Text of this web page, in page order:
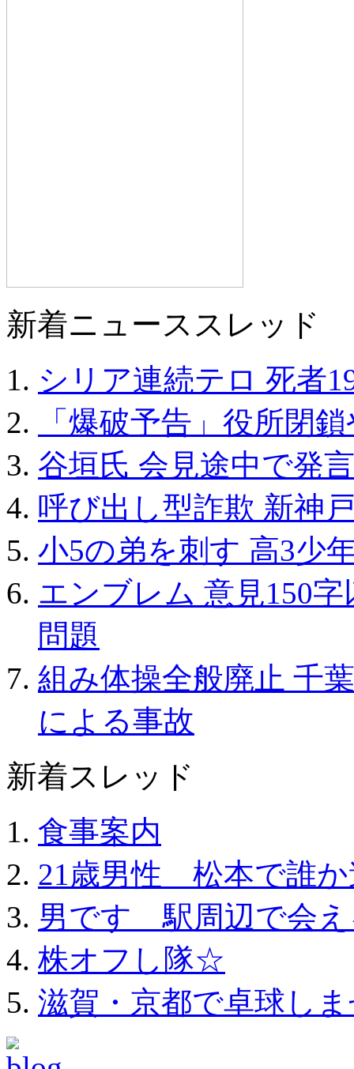
新着ニューススレッド
シリア連続テロ 死者
「爆破予告」役所閉
谷垣氏 会見途中で発
呼び出し型詐欺 新神
小5の弟を刺す 高3少
エンブレム 意見150
問題
組み体操全般廃止 千
による事故
新着スレッド
食事案内
21歳男性 松本で誰か
男です 駅周辺で会え
株オフし隊☆
滋賀・京都で卓球し